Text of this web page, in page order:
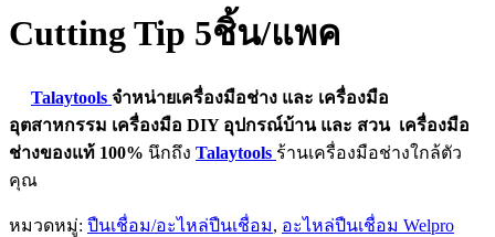
Cutting Tip 5ชิ้น/แพค
Talaytools จำหน่ายเครื่องมือช่าง และ เครื่องมือ
อุตสาหกรรม เครื่องมือ DIY อุปกรณ์บ้าน และ สวน เครื่องมือ
ช่างของแท้ 100% นึกถึง Talaytools ร้านเครื่องมือช่างใกล้ตัว
คุณ
หมวดหมู่: ปืนเชื่อม/อะไหล่ปืนเชื่อม, อะไหล่ปืนเชื่อม Welpro